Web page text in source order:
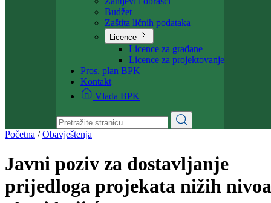
Dokumenti
Zakoni i propisi
Zahtjevi i obrasci
Budžet
Zaštita ličnih podataka
Licence
Licence za projektovanje
Pros. plan BPK
Kontakt
Vlada BPK
Početna/Obavještenja
Javni poziv za dostavljanje